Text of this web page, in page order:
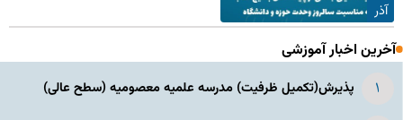
آذر
آخرین اخبار آموزشی
پذیرش(تکمیل ظرفیت) مدرسه علمیه معصومیه‌ (سطح عالی)